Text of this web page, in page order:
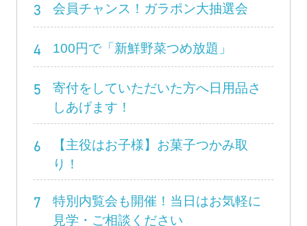
3 会員チャンス！ガラポン大抽選会
4 100円で「新鮮野菜つめ放題」
5
寄付をしていただいた方へ日用品さ
しあげます！
6
【主役はお子様】お菓子つかみ取
り！
7
特別内覧会も開催！当日はお気軽に
見学・ご相談ください